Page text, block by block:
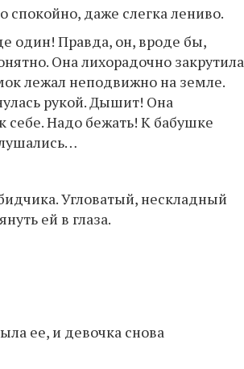
спокойно, даже слегка лениво.
один! Правда, он, вроде бы,
Она лихорадочно закрутила
лежал неподвижно на земле.
рукой. Дышит! Она
себе. Надо бежать! К бабушке
Угловатый, нескладный
ей в глаза.
ее, и девочка снова